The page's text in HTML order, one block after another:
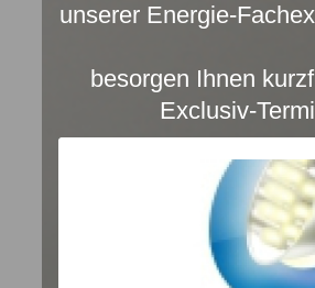
unserer Energie-
besorgen Ihnen
Exclusiv-